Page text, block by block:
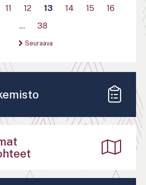
11 12 13 14 15
16
…
38
Seuraava